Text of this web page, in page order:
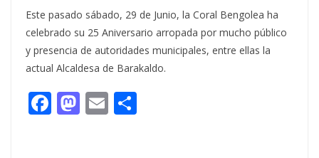
Este pasado sábado, 29 de Junio, la Coral Bengolea ha
celebrado su 25 Aniversario arropada por mucho público
y presencia de autoridades municipales, entre ellas la
actual Alcaldesa de Barakaldo.
F M E